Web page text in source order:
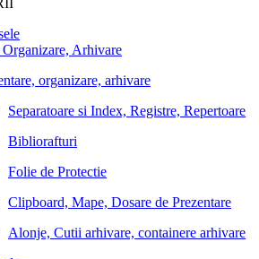
Organizare, Arhivare
organizare, arhivare
Separatoare si Index, Registre, Repertoare
Bibliorafturi
Folie de Protectie
Clipboard, Mape, Dosare de Prezentare
Alonje, Cutii arhivare, containere arhivare